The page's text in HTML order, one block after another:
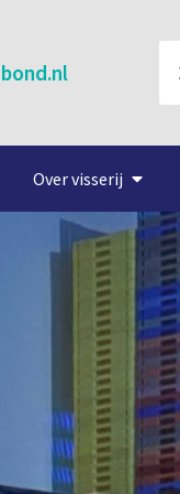
Over visserij